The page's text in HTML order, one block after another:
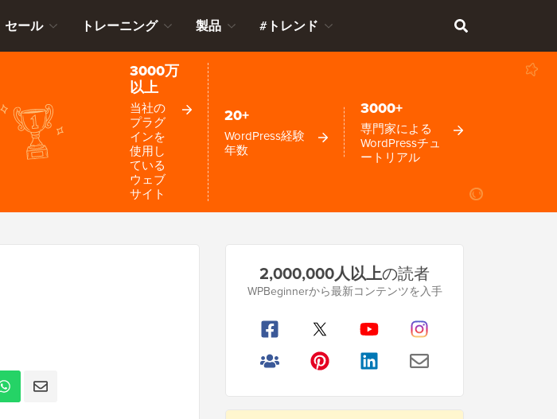
セール トレーニング 製品 #トレンド
3000万
以上
当社の
プラグ
インを
使用し
ている
ウェブ
サイト
20+
WordPress経験
年数
3000+
専門家による
WordPressチュ
ートリアル
サ
2,000,000人以上の読者
WPBeginnerから最新コンテンツを入手